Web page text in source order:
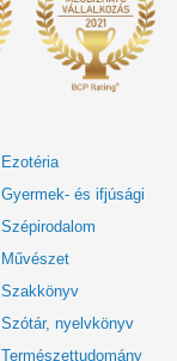
Ezotéria
Gyermek- és ifjúsági
Szépirodalom
Művészet
Szakkönyv
Szótár, nyelvkönyv
Természettudomány